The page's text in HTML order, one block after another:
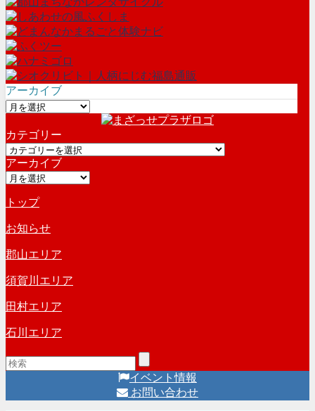
アーカイブ
ア
カ
イ
ブ
カテゴリー
カ
テ
ゴ
ー
アーカイブ
ア
カ
イ
ブ
トップ
お知らせ
郡山エリア
須賀川エリア
田村エリア
石川エリア
イベント情報
お問い合わせ